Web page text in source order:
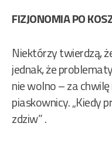
FIZJONOMIA PO
Niektórzy twierdzą,
jednak, że
nie wolno – za
piaskownicy. „Kiedy
zdziw” .